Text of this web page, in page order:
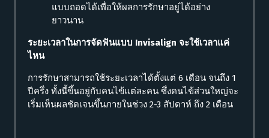
แบบถอดได้เพื่อให้ผลการรักษาอยู่ได้อย่าง
ยาวนาน
ระยะเวลาในการจัดฟันแบบ Invisalign จะใช้เวลาแค่
ไหน
การรักษาสามารถใช้ระยะเวลาได้ตั้งแต่ 6 เดือน จนถึง 1
ปีครึ่ง ทั้งนี้ขึ้นอยู่กับคนไข้แต่ละคน ซึ่งคนไข้ส่วนใหญ่จะ
เริ่มเห็นผลชัดเจนขึ้นภายในช่วง 2-3 สัปดาห์ ถึง 2 เดือน